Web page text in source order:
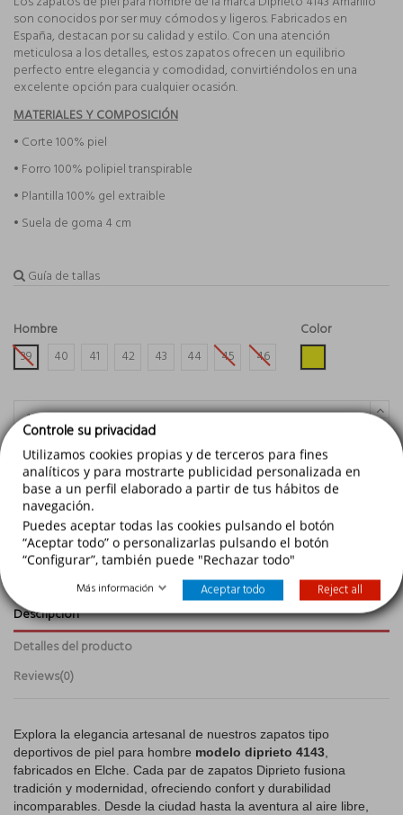
son conocidos por ser muy cómodos y ligeros. Fabricados en
España, destacan por su calidad y estilo. Con una atención
meticulosa a los detalles, estos zapatos ofrecen un equilibrio
perfecto entre elegancia y comodidad, convirtiéndolos en una
excelente opción para cualquier ocasión.
MATERIALES Y COMPOSICIÓN
• Corte 100% piel
• Forro 100% polipiel transpirable
• Plantilla 100% gel extraible
• Suela de goma 4 cm
Guía de tallas
Hombre
39
40 41 42 43 44 45 46
Color
COMPRAR
Descripción
Detalles del producto
Reviews(0)
Explora la elegancia artesanal de nuestros zapatos tipo
deportivos de piel para hombre modelo diprieto 4143
fabricados en Elche. Cada par de zapatos Diprieto fusiona
tradición y modernidad, ofreciendo confort y durabilidad
incomparables. Desde la ciudad hasta la aventura al aire libre,
Controle su privacidad
Utilizamos cookies propias y de terceros para fines
analíticos y para mostrarte publicidad personalizada en
base a un perfil elaborado a partir de tus hábitos de
navegación.
Puedes aceptar todas las cookies pulsando el botón
“Aceptar todo” o personalizarlas pulsando el botón
“Configurar”, también puede "Rechazar todo"
Más información Aceptar todo Reject all